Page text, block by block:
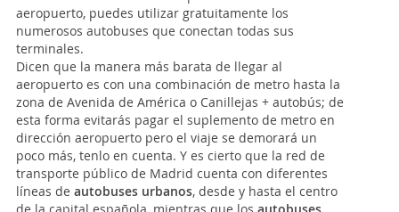
aeropuerto, puedes utilizar gratuitamente los
numerosos autobuses que conectan todas sus
terminales.
Dicen que la manera más barata de llegar al
aeropuerto es con una combinación de metro hasta la
zona de Avenida de América o Canillejas + autobús; de
esta forma evitarás pagar el suplemento de metro en
dirección aeropuerto pero el viaje se demorará un
poco más, tenlo en cuenta. Y es cierto que la red de
transporte público de Madrid cuenta con diferentes
líneas de autobuses urbanos, desde y hasta el centro